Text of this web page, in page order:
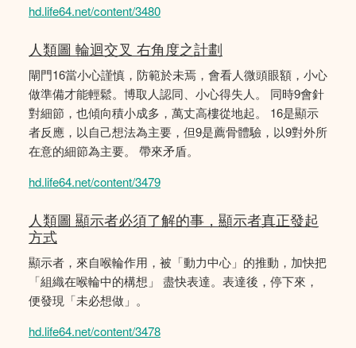
hd.life64.net/content/3480
人類圖 輪迴交叉 右角度之計劃
閘門16當小心謹慎，防範於未焉，會看人微頭眼額，小心
做準備才能輕鬆。博取人認同、小心得失人。 同時9會針
對細節，也傾向積小成多，萬丈高樓從地起。 16是顯示
者反應，以自己想法為主要，但9是薦骨體驗，以9對外所
在意的細節為主要。 帶來矛盾。
hd.life64.net/content/3479
人類圖 顯示者必須了解的事，顯示者真正發起
方式
顯示者，來自喉輪作用，被「動力中心」的推動，加快把
「組織在喉輪中的構想」 盡快表達。表達後，停下來，
便發現「未必想做」。
hd.life64.net/content/3478